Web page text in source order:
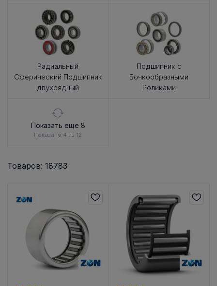
Радиальный
Сферический Подшипник
двухрядный
Подшипник с
Бочкообразными
Роликами
Показать еще 8
Показано 4 из 12
Товаров: 18783